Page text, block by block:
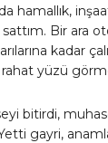
hamallık,
Bir ara
kadar
rahat yüzü
bitirdi,
gayri,